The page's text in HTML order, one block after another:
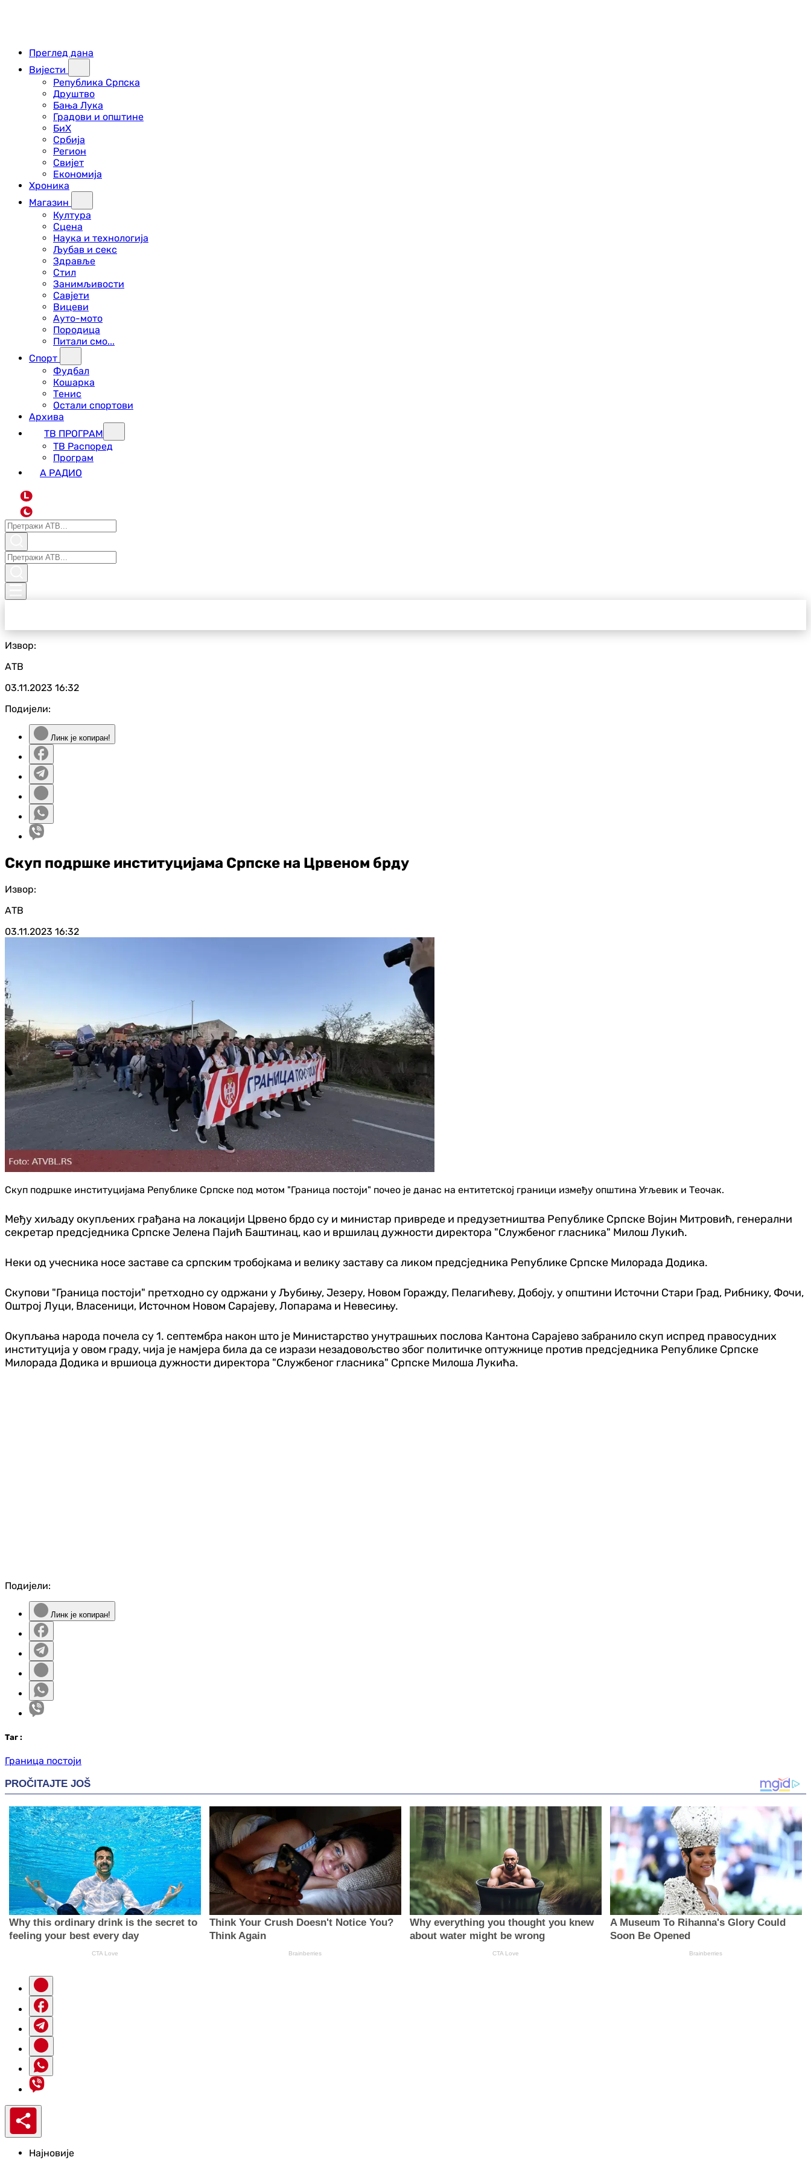
Преглед дана
Вијести
Република Српска
Друштво
Бања Лука
Градови и општине
БиХ
Србија
Регион
Свијет
Економија
Хроника
Магазин
Култура
Сцена
Наука и технологија
Љубав и секс
Здравље
Стил
Занимљивости
Савјети
Вицеви
Ауто-мото
Породица
Питали смо...
Спорт
Фудбал
Кошарка
Тенис
Остали спортови
Архива
ТВ ПРОГРАМ
ТВ Распоред
Програм
А РАДИО
L
Извор:
АТВ
03.11.2023 16:32
Подијели:
Линк је копиран!
Скуп подршке институцијама Српске на Црвеном брду
Извор:
АТВ
03.11.2023 16:32
Скуп подршке институцијама Републике Српске под мотом "Граница постоји" почео је данас на ентитетској граници између општина Угљевик и Теочак.
Међу хиљаду окупљених грађана на локацији Црвено брдо су и министар привреде и предузетништва Републике Српске Војин Митровић, генерални
секретар предсједника Српске Јелена Пајић Баштинац, као и вршилац дужности директора "Службеног гласника" Милош Лукић.
Неки од учесника носе заставе са српским тробојкама и велику заставу са ликом предсједника Републике Српске Милорада Додика.
Скупови "Граница постоји" претходно су одржани у Љубињу, Језеру, Новом Горажду, Пелагићеву, Добоју, у општини Источни Стари Град, Рибнику, Фочи,
Оштрој Луци, Власеници, Источном Новом Сарајеву, Лопарама и Невесињу.
Окупљања народа почела су 1. септембра након што је Министарство унутрашњих послова Кантона Сарајево забранило скуп испред правосудних
институција у овом граду, чија је намјера била да се изрази незадовољство због политичке оптужнице против предсједника Републике Српске
Милорада Додика и вршиоца дужности директора "Службеног гласника" Српске Милоша Лукића.
Подијели:
Линк је копиран!
Таг :
Граница постоји
Најновије